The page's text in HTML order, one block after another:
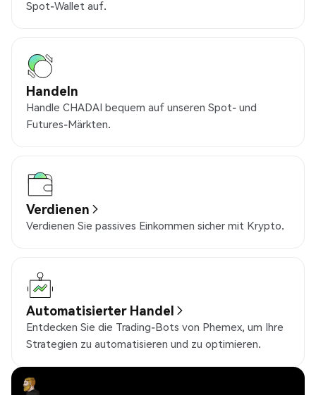
Spot-Wallet auf.
Handeln
Handle CHADAI bequem auf unseren Spot- und
Futures-Märkten.
Verdienen
Verdienen Sie passives Einkommen sicher mit Krypto.
Automatisierter Handel
Entdecken Sie die Trading-Bots von Phemex, um Ihre
Strategien zu automatisieren und zu optimieren.